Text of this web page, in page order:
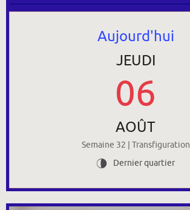
Aujourd'hui
JEUDI
06
AOÛT
Semaine 32 | Transfiguration
U Dernier quartier